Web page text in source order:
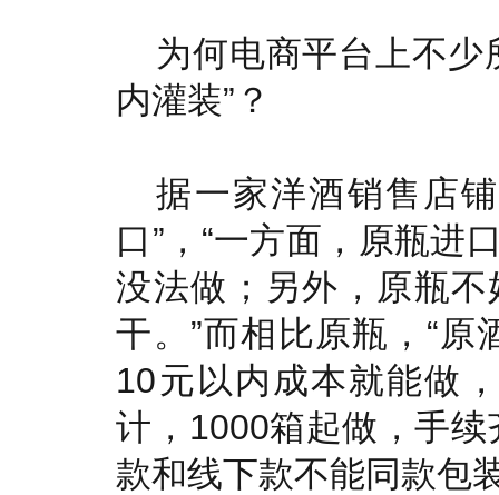
为何电商平台上不少
内灌装”？
据一家洋酒销售店
口”，“一方面，原瓶进
没法做；另外，原瓶
干。”而相比原瓶，“原
10元以内成本就能做
计，1000箱起做，手
款和线下款不能同款包